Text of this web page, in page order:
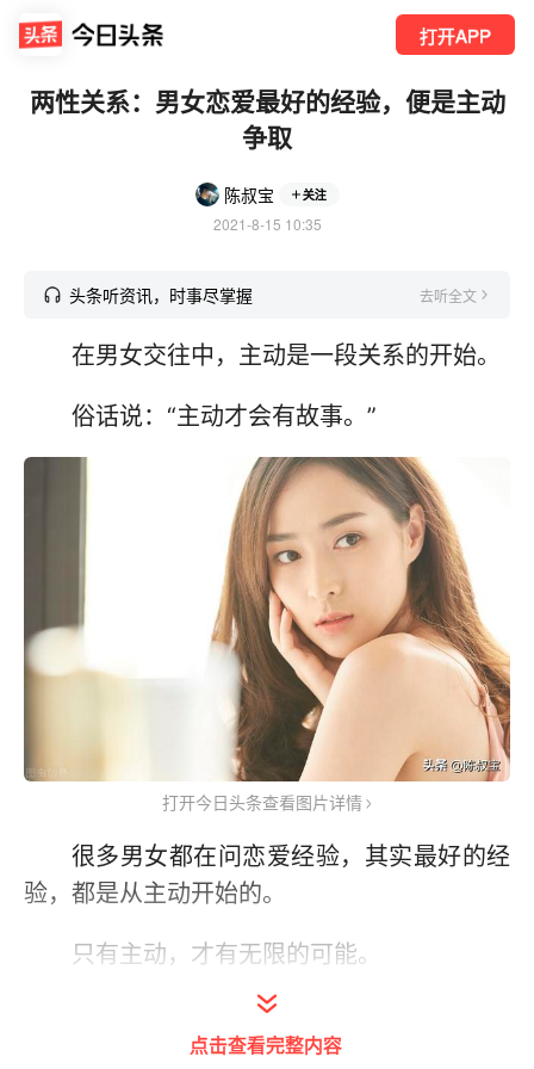
打开APP
两性关系：男女恋爱最好的经验，便是主动
争取
陈叔宝 关注
2021-8-15 10:35
头条听资讯，时事尽掌握 去听全文
在男女交往中，主动是一段关系的开始。
俗话说：“主动才会有故事。”
打开今日头条查看图片详情
很多男女都在问恋爱经验，其实最好的经
验，都是从主动开始的。
只有主动，才有无限的可能。
第一：主动的人更招人喜欢
点击查看完整内容